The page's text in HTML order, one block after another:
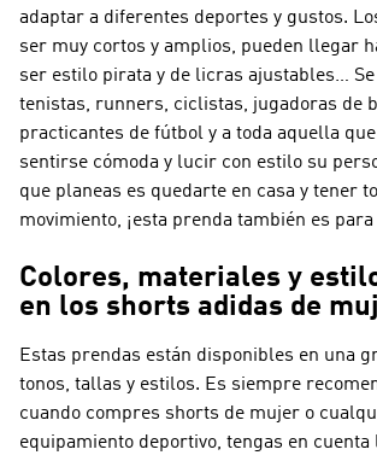
adaptar a diferentes deportes y gustos.
ser muy cortos y amplios, pueden llegar
ser estilo pirata y de licras ajustables… Se
tenistas, runners, ciclistas, jugadoras de
practicantes de fútbol y a toda aquella
sentirse cómoda y lucir con estilo su
que planeas es quedarte en casa y tener
movimiento, ¡esta prenda también es
Colores, materiales y
en los shorts adidas de
Estas prendas están disponibles en una
tonos, tallas y estilos. Es siempre
cuando compres shorts de mujer o
equipamiento deportivo, tengas en